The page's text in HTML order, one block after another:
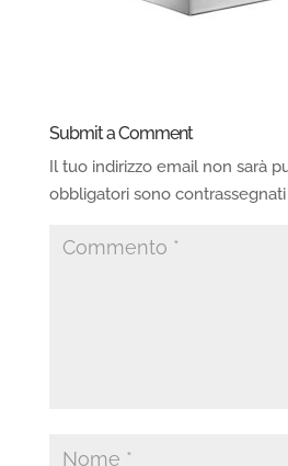
Submit a Comment
Il tuo indirizzo email non sarà
obbligatori sono contrassegnati